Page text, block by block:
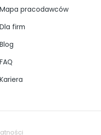
Mapa pracodawców
Dla firm
Blog
FAQ
Kariera